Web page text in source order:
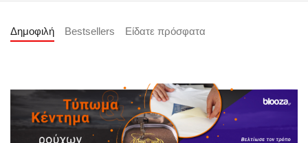
Δημοφιλή Bestsellers Είδατε πρόσφατα